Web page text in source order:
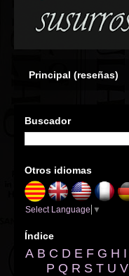
Principal (reseñas)
Buscador
Otros idiomas
Select Language ▼
Índice
A B C D E F G H I
P Q R S T U V